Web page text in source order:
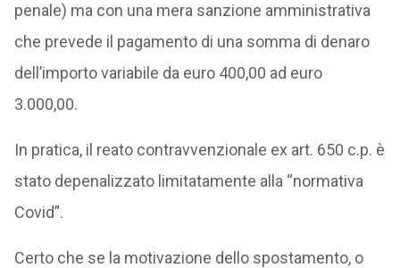
penale) ma con una mera sanzione amministrativa
che prevede il pagamento di una somma di denaro
dell’importo variabile da euro 400,00 ad euro
3.000,00.
In pratica, il reato contravvenzionale ex art. 650 c.p. è
stato depenalizzato limitatamente alla “normativa
Covid”.
Certo che se la motivazione dello spostamento, o